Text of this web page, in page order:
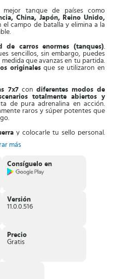
tanque de países como
China, Japón, Reino Unido,
campo de batalla y elimina a la
de carros enormes (tanques).
sencillos, sin embargo, puedes
que avanzas en tu partida.
originalesque se utilizaron en
7x7con diferentes modos de
totalmente abiertos y
de pura adrenalina en acción.
raros y súper potentes que
y colocarle tu sello personal.
pasar desapercibido y así atacar
vehículo el cual te brinda una
ganar más puntos, ya que los
frente a tus enemigos.
, o
más
Consíguelo en
Versión
11.0.0.516
Precio
Gratis